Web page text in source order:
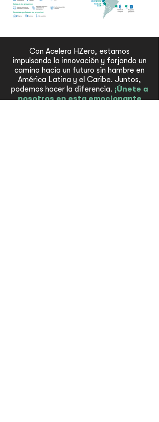
Con Acelera HZero, estamos
impulsando la innovación y forjando un
camino hacia un futuro sin hambre en
América Latina y el Caribe. Juntos,
podemos hacer la diferencia. ¡Únete a
nosotros en esta emocionante